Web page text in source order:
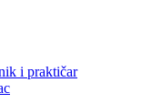
i praktičar